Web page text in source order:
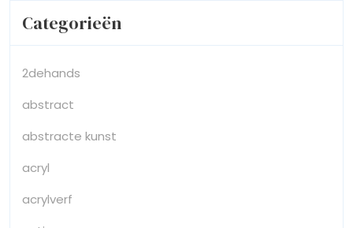
Categorieën
2dehands
abstract
abstracte kunst
acryl
acrylverf